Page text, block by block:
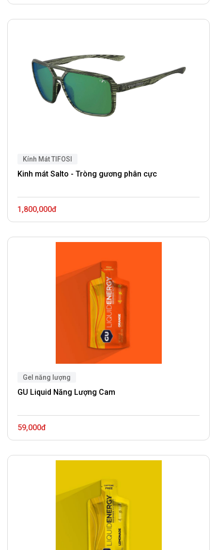
Kính Mát TIFOSI
Kinh mát Salto - Tròng gương phân cực
1,800,000đ
Gel năng lượng
GU Liquid Năng Lượng Cam
59,000đ